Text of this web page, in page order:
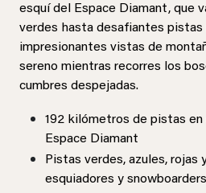
esquí del Espace Diamant, que
verdes hasta desafiantes pistas
impresionantes vistas de
sereno mientras recorres los
cumbres despejadas.
192 kilómetros de pistas
Espace Diamant
Pistas verdes, azules, rojas
esquiadores y